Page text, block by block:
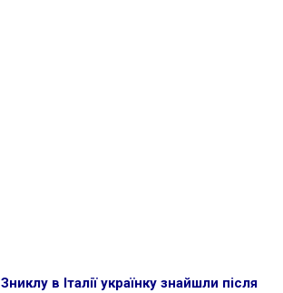
Зниклу в Італії українку знайшли після